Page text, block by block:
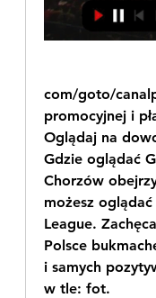
com/goto/
promocyjnej i
Oglądaj na
Gdzie oglądać
Chorzów
możesz
League.
Polsce
i samych
w tle: fot.